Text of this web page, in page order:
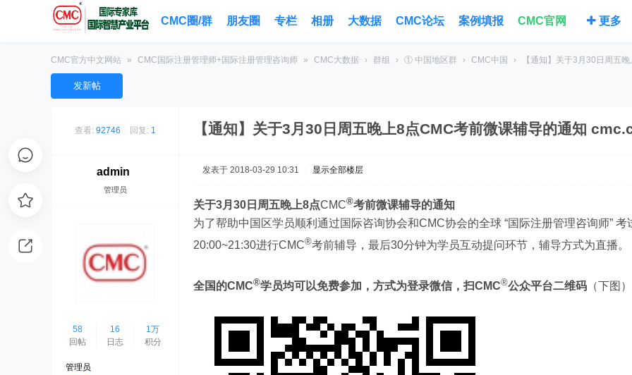
CMC圈/群 朋友圈 专栏 相册 大数据 CMC论坛 案例填报 CMC官网 更多
CMC官方中文网站 » CMC国际注册管理师+国际注册管理咨询师 » CMC大数据 › 群组 › ① 中国地区群 › CMC中国 › 【通知】关于3月30日周五
发新帖
查看: 92746 回复: 1 【通知】关于3月30日周五晚上8点CMC考前微课辅导的通知
admin
管理员
58
回帖
16
日志
1万
积分
管理员
发表于 2018-03-29 10:31 显示全部楼层
关于3月30日周五晚上8点CMC®考前微课辅导的通知
为了帮助中国区学员顺利通过国际咨询协会和CMC协会的全球 “国际注册管理咨询师” 考
20:00~21:30进行CMC®考前辅导，最后30分钟为学员互动提问环节，辅导方式为直播。
全国的CMC®学员均可以免费参加，方式为登录微信，扫CMC®公众平台二维码 （下图）